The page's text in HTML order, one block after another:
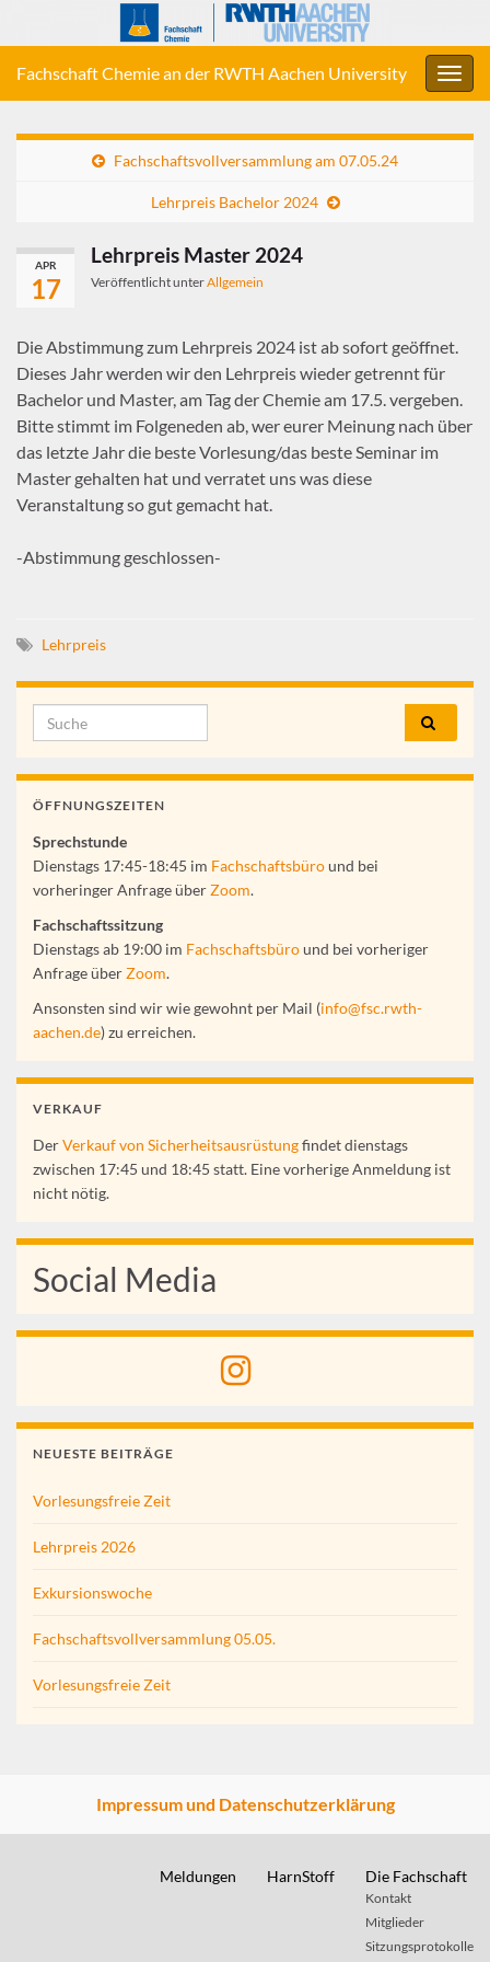
Fachschaft Chemie an der RWTH Aachen University
Fachschaftsvollversammlung am 07.05.24
Lehrpreis Bachelor 2024
APR
17
Lehrpreis Master 2024
Veröffentlicht unterAllgemein
Die Abstimmung zum Lehrpreis 2024 ist ab sofort geöffnet.
Dieses Jahr werden wir den Lehrpreis wieder getrennt für
Bachelor und Master, am Tag der Chemie am 17.5. vergeben.
Bitte stimmt im Folgeneden ab, wer eurer Meinung nach über
das letzte Jahr die beste Vorlesung/das beste Seminar im
Master gehalten hat und verratet uns was diese
Veranstaltung so gut gemacht hat.
-Abstimmung geschlossen-
Lehrpreis
Search for:
ÖFFNUNGSZEITEN
Sprechstunde
Dienstags 17:45-18:45 im Fachschaftsbüround bei
vorheringer Anfrage überZoom.
Fachschaftssitzung
Dienstags ab 19:00 im Fachschaftsbüround bei vorheriger
Anfrage überZoom.
Ansonsten sind wir wie gewohnt per Mail (info@fsc.rwth-
aachen.de) zu erreichen.
VERKAUF
DerVerkauf von Sicherheitsausrüstungfindet dienstags
zwischen 17:45 und 18:45 statt. Eine vorherige Anmeldung ist
nicht nötig.
Social Media
NEUESTE BEITRÄGE
Vorlesungsfreie Zeit
Lehrpreis 2026
Exkursionswoche
Fachschaftsvollversammlung 05.05.
Vorlesungsfreie Zeit
Impressum und Datenschutzerklärung
Meldungen HarnStoff Die Fachschaft
Kontakt
Mitglieder
Sitzungsprotokolle